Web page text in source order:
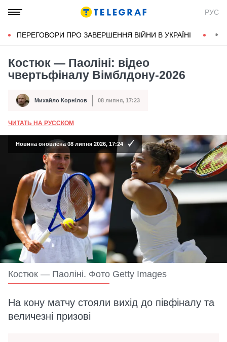
РУС
ПЕРЕГОВОРИ ПРО ЗАВЕРШЕННЯ ВІЙНИ В УКРАЇНІ
Костюк — Паоліні: відео
чвертьфіналу Вімблдону-2026
Автор Михайло Корнілов
Дата публікації 08 липня, 17:23
ЧИТАТЬ НА РУССКОМ
Новина оновлена 08 липня 2026, 17:24
Костюк — Паоліні. Фото Getty Images
На кону матчу стояли вихід до півфіналу та
величезні призові